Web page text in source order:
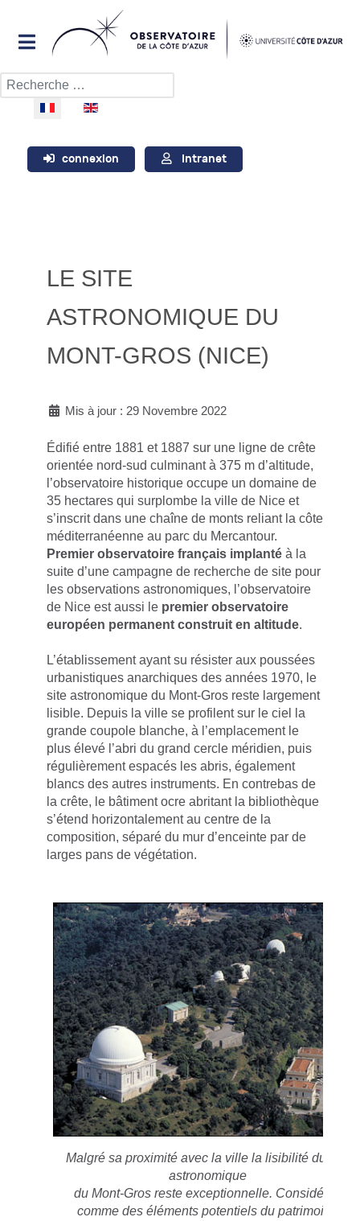
Rechercher
Sélectionnez votre langue
connexion Intranet
LE SITE
ASTRONOMIQUE DU
MONT-GROS (NICE)
Mis à jour : 29 Novembre 2022
Édifié entre 1881 et 1887 sur une ligne de crête
orientée nord-sud culminant à 375 m d’altitude,
l’observatoire historique occupe un domaine de
35 hectares qui surplombe la ville de Nice et
s’inscrit dans une chaîne de monts reliant la côte
méditerranéenne au parc du Mercantour.
Premier observatoire français implanté à la
suite d’une campagne de recherche de site pour
les observations astronomiques, l’observatoire
de Nice est aussi le premier observatoire
européen permanent construit en altitude.
L’établissement ayant su résister aux poussées
urbanistiques anarchiques des années 1970, le
site astronomique du Mont-Gros reste largement
lisible. Depuis la ville se profilent sur le ciel la
grande coupole blanche, à l’emplacement le
plus élevé l’abri du grand cercle méridien, puis
régulièrement espacés les abris, également
blancs des autres instruments. En contrebas de
la crête, le bâtiment ocre abritant la bibliothèque
s’étend horizontalement au centre de la
composition, séparé du mur d’enceinte par de
larges pans de végétation.
Malgré sa proximité avec la ville la lisibilité du site
astronomique
du Mont-Gros reste exceptionnelle. Considérés
comme des éléments potentiels du patrimoine